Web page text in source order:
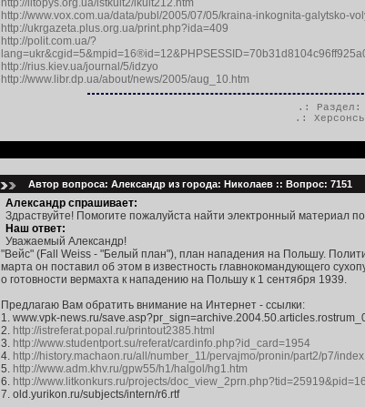
http://litopys.org.ua/istkult2/ikult212.htm
http://www.vox.com.ua/data/publ/2005/07/05/kraina-inkognita-galytsko-
http://ukrgazeta.plus.org.ua/print.php?ida=409
http://polit.com.ua/?
http://rius.kiev.ua/journal/5/idzyo
http://www.libr.dp.ua/about/news/2005/aug_10.htm
.: Раздел:
.:
Автор вопроса: Александр из города: Николаев :: Вопрос: 7151
Александр спрашивает:
Здраствуйте! Помогите пожалуйста найти электронный материал
Наш ответ:
Уважаемый Александр!
"Вейс" (Fall Weiss - "Белый план"), план нападения на Польшу.
марта он поставил об этом в известность главнокомандующего
о готовности вермахта к нападению на Польшу к 1 сентября 1939.
Предлагаю Вам обратить внимание на Интернет - ссылки:
1. www.vpk-news.ru/
2. http://istreferat.popal.ru/printout2385.html
3. http://www.studentport.su/referat/cardinfo.php?id_card=1954
4. http://history.machaon.ru/all/number_11/pervajmo/pronin/part2/p7/
5. http://www.adm.khv.ru/gpw55/h1/halgol/hg1.htm
6. http://www.litkonkurs.ru/projects/doc_view_2prn.php?tid=25919&pid=16
7. old.yurikon.ru/subjects/intern/r6.rtf